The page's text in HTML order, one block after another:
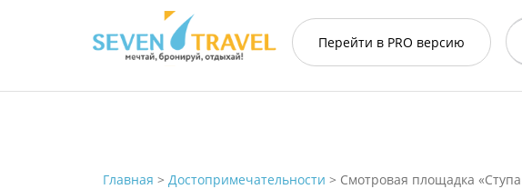
Перейти в PRO версию
Главная > Достопримечательности > Смотровая площадка